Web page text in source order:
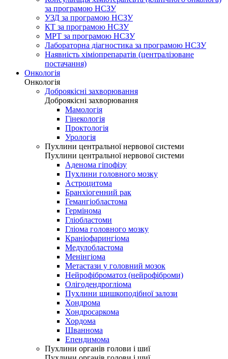
за програмою НСЗУ
УЗД за програмою НСЗУ
КТ за програмою НСЗУ
МРТ за програмою НСЗУ
Лабораторна діагностика за програмою НСЗУ
Наявність хіміопрепаратів (централізоване
постачання)
Онкологія
Онкологія
Доброякісні захворювання
Доброякісні захворювання
Мамологія
Гінекологія
Проктологія
Урологія
Пухлини центральної нервової системи
Пухлини центральної нервової системи
Аденома гіпофізу
Пухлини головного мозку
Астроцитома
Бранхіогенний рак
Гемангіобластома
Гермінома
Гліобластоми
Гліома головного мозку
Краніофарингіома
Медулобластома
Менінгіома
Метастази у головний мозок
Нейрофіброматоз (нейрофіброми)
Олігодендрогліома
Пухлини шишкоподібної залози
Хондрома
Хондросаркома
Хордома
Шваннома
Епендимома
Пухлини органів голови і шиї